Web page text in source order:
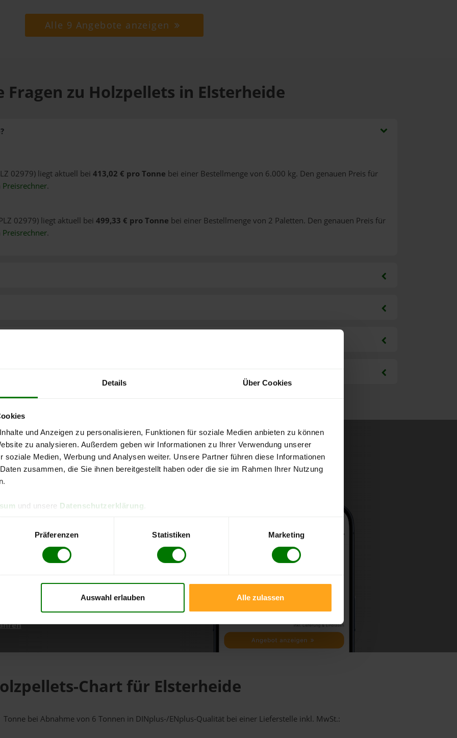
Details Über Cookies
und Anzeigen zu personalisieren, Funktionen für soziale Medien anbieten zu können
zu analysieren. Außerdem geben wir Informationen zu Ihrer Verwendung unserer
soziale Medien, Werbung und Analysen weiter. Unsere Partner führen diese Informationen
zusammen, die Sie ihnen bereitgestellt haben oder die sie im Rahmen Ihrer Nutzung
und unsere Datenschutzerklärung
Präferenzen Statistiken Marketing
Auswahl erlauben Alle zulassen
Alle 9 Angebote anzeigen
Fragen zu Holzpellets in Elsterheide
02979) liegt aktuell bei 413,02 € pro Tonne bei einer Bestellmenge von 6.000 kg. Den genauen Preis für
Preisrechner.
02979) liegt aktuell bei 499,33 € pro Tonne bei einer Bestellmenge von 2 Paletten. Den genauen Preis für
Preisrechner.
kostenlose
direkt online bestellen
aktuellen Stand
Chart für Elsterheide
Tonne bei Abnahmevon 6 Tonnen in DINplus-/ENplus-Qualität bei einer Lieferstelle inkl. MwSt.: